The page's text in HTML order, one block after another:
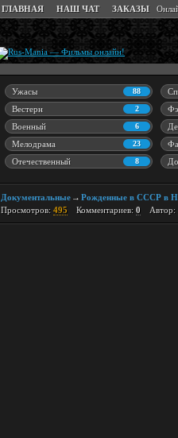
ГЛАВНАЯ НАШ ЧАТ ЗАКАЗЫ
88
Ужасы
2
Вестерн
6
Военный
23
Мелодрама
8
Отечественный
Документальные → Рожденные в СССР в
Просмотров: 495 Комментариев: 0 Автор: